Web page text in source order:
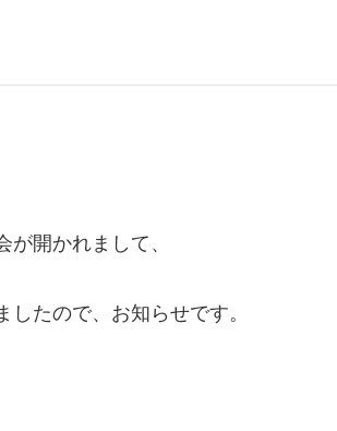
開かれまして、
たので、お知らせです。